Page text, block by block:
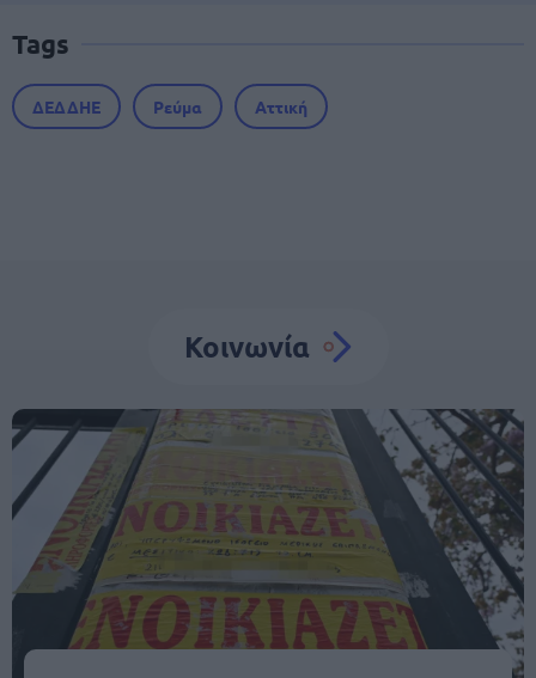
Tags
ΔΕΔΔΗΕ Ρεύμα Αττική
Κοινωνία